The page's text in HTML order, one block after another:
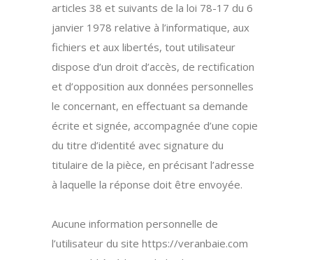
articles 38 et suivants de la loi 78-17 du 6
janvier 1978 relative à l’informatique, aux
fichiers et aux libertés, tout utilisateur
dispose d’un droit d’accès, de rectification
et d’opposition aux données personnelles
le concernant, en effectuant sa demande
écrite et signée, accompagnée d’une copie
du titre d’identité avec signature du
titulaire de la pièce, en précisant l’adresse
à laquelle la réponse doit être envoyée.
Aucune information personnelle de
l’utilisateur du site https://veranbaie.com